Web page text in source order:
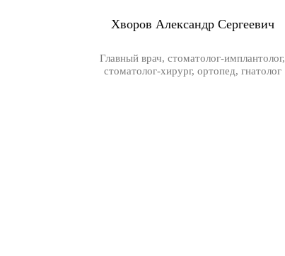
Хворов Александр Сергеевич
Главный врач, стоматолог-имплантолог,
стоматолог-хирург, ортопед, гнатолог